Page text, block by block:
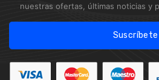
nuestras ofertas, últimas noticias y
Suscríbete